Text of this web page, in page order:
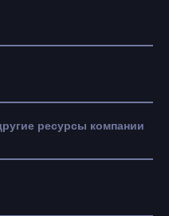
ресурсы компании